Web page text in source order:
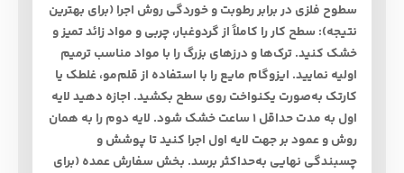
سطوح فلزی در برابر رطوبت و خوردگی روش اجرا (برای بهترین
نتیجه): سطح کار را کاملاً از گردوغبار، چربی و مواد زائد تمیز و
خشک کنید. ترک‌ها و درزهای بزرگ را با مواد مناسب ترمیم
اولیه نمایید. ایزوگام مایع را با استفاده از قلم‌مو، غلطک یا
کارتک به‌صورت یکنواخت روی سطح بکشید. اجازه دهید لایه
اول به مدت حداقل ۱ ساعت خشک شود. لایه دوم را به همان
روش و عمود بر جهت لایه اول اجرا کنید تا پوشش و
چسبندگی نهایی به‌حداکثر برسد. بخش سفارش عمده (برای